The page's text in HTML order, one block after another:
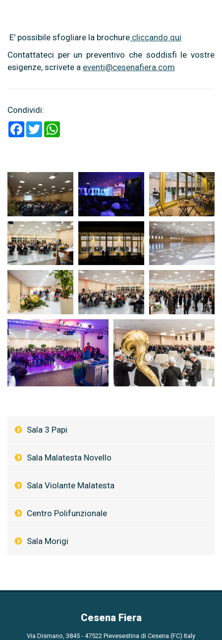
E' possibile sfogliare la brochure cliccando qui
Contattateci per un preventivo che soddisfi le vostre
esigenze, scrivete a eventi@cesenafiera.com
Condividi:
Facebook
Twitter
Sala 3 Papi
Sala Malatesta Novello
Sala Violante Malatesta
Centro Polifunzionale
Sala Morigi
Cesena Fiera
Via Dismano, 3845 - 47522 Pievesestina di Cesena (FC) Italy